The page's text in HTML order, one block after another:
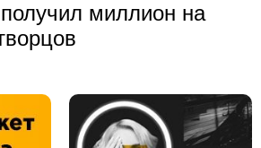
миллион на